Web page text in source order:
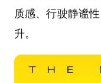
质感、行驶静谧
升。